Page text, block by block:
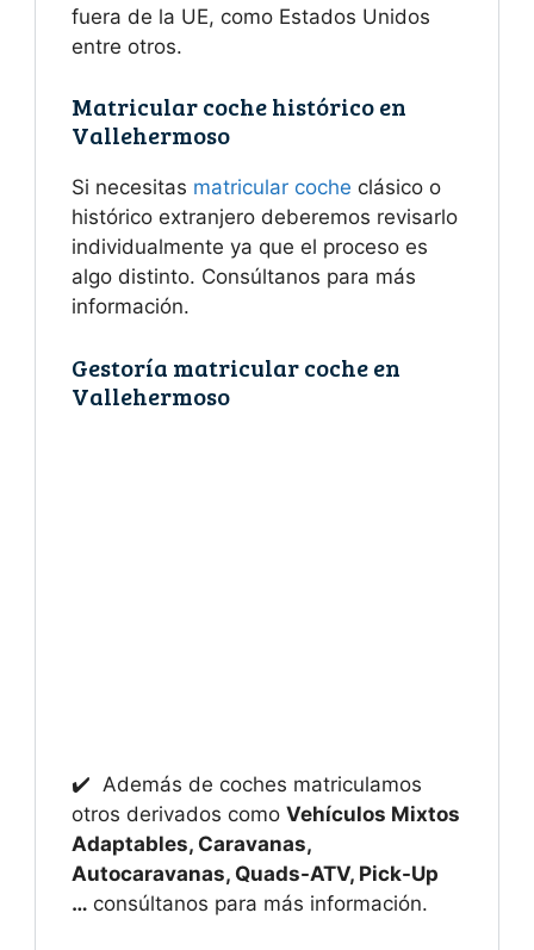
fuera de la UE, como Estados Unidos
entre otros.
Matricular coche histórico en
Vallehermoso
Si necesitas matricular coche clásico o
histórico extranjero deberemos revisarlo
individualmente ya que el proceso es
algo distinto. Consúltanos para más
información.
Gestoría matricular coche en
Vallehermoso
✔️ Además de coches matriculamos
otros derivados como Vehículos Mixtos
Adaptables, Caravanas,
Autocaravanas, Quads-ATV, Pick-Up
… consúltanos para más información.